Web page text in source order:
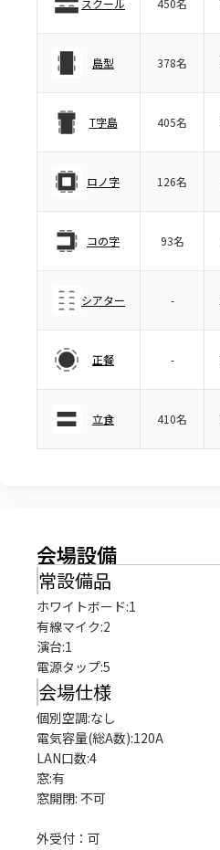
島型 378名
T字島 405名
ロノ字 126名
コの字 93名
シアター -
正餐 -
立食 410名
会場設備
常設備品
ホワイトボード:1
有線マイク:2
演台:1
電源タップ:5
会場仕様
個別空調:なし
電気容量(総A数):120A
LAN口数:4
窓:有
窓開閉: 不可
外受付：可